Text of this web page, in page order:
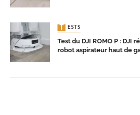
TESTS
Test du DJI ROMO P : DJI
robot aspirateur haut de